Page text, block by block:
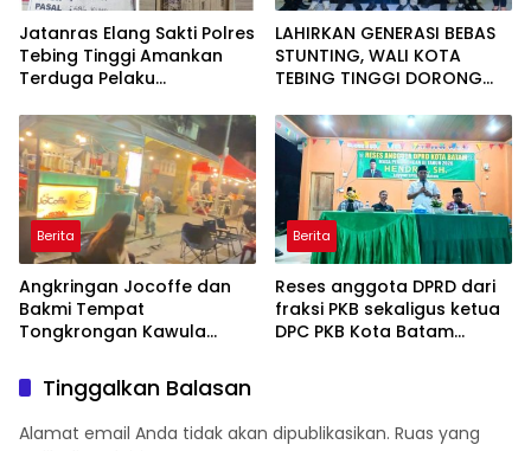
Jatanras Elang Sakti Polres
Tebing Tinggi Amankan
Terduga Pelaku
Motor
LAHIRKAN GENERASI BEBAS
STUNTING, WALI KOTA
TEBING TINGGI DORONG
Berita
Angkringan Jocoffe dan
Bakmi Tempat
Tongkrongan Kawula
Pematangsiantar
Berita
Reses anggota DPRD dari
fraksi PKB sekaligus ketua
DPC PKB Kota Batam
Ambulans, dan Sarana
Olahraga
Tinggalkan Balasan
Alamat email Anda tidak akan dipublikasikan. Ruas yang